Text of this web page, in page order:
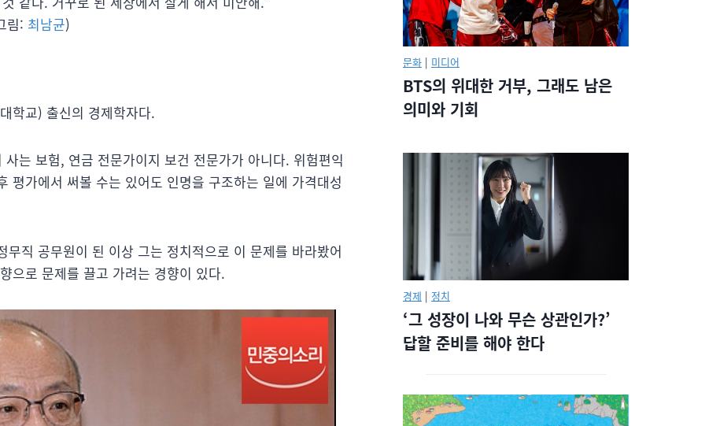
림: 최남균)
학교) 출신의 경제학자다.
는 보험, 연금 전문가이지 보건 전문가가 아니다. 위험편익
평가에서 써볼 수는 있어도 인명을 구조하는 일에 가격대성
직 공무원이 된 이상 그는 정치적으로 이 문제를 바라봤어
으로 문제를 끌고 가려는 경향이 있다.
문화 | 미디어
BTS의 위대한 거부, 그래도 남은
의미와 기회
경제 | 정치
‘그 성장이 나와 무슨 상관인가?’
답할 준비를 해야 한다